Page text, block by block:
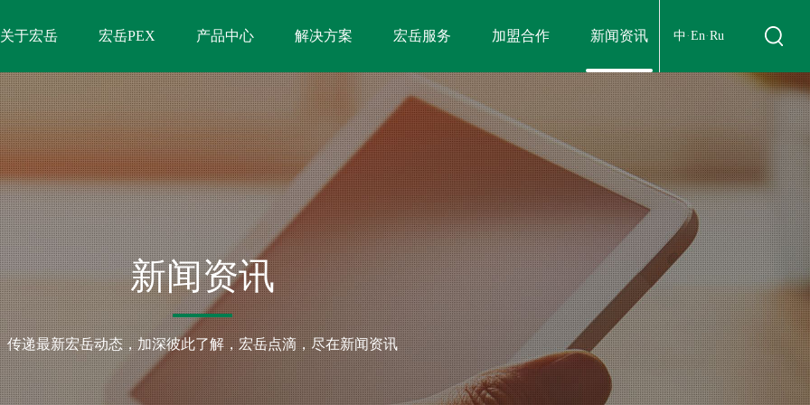
中·En·Ru
关于宏岳 宏岳PEX 产品中心 解决方案 宏岳服务 加盟合作 新闻资讯
新闻资讯
传递最新宏岳动态，加深彼此了解，宏岳点滴，尽在新闻资讯